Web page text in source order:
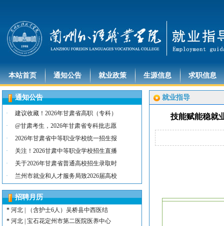
本站首页 通知公告 就业政策 生源信息 求职信息
通知公告
·
建议收藏！2026年甘肃省高职（专科）
·
@甘肃考生，2026年甘肃省专科批志愿
·
2026年甘肃省中等职业学校统一招生报
·
关注！2026甘肃中等职业学校招生直播
·
关于2026年甘肃省普通高校招生录取时
·
兰州市就业和人才服务局致2026届高校
招聘月历
河北 | （含护士15名）唐山康诚医院
内蒙古 | （含护士3人）兴安长生肾病
*
宁夏 | （含护士2名）灵武市福灵养老
*陕西丨西安交通大学第一附属医院招聘公告
* 河北 | （含护士6人）吴桥县中西医结
* 河北 | 宝石花定州市第二医院医养中心
就业指导
技能赋能稳就